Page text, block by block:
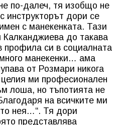
по-далеч, тя изобщо не
инструкторът дори се
с манекенката. Тази
Калканджиева до такава
профила си в социалната
манекенки… ама
от Розмари никога
ми професионален
лоша, но тъпотията не
на всичките ми
нея…“. Тя дори
представлява